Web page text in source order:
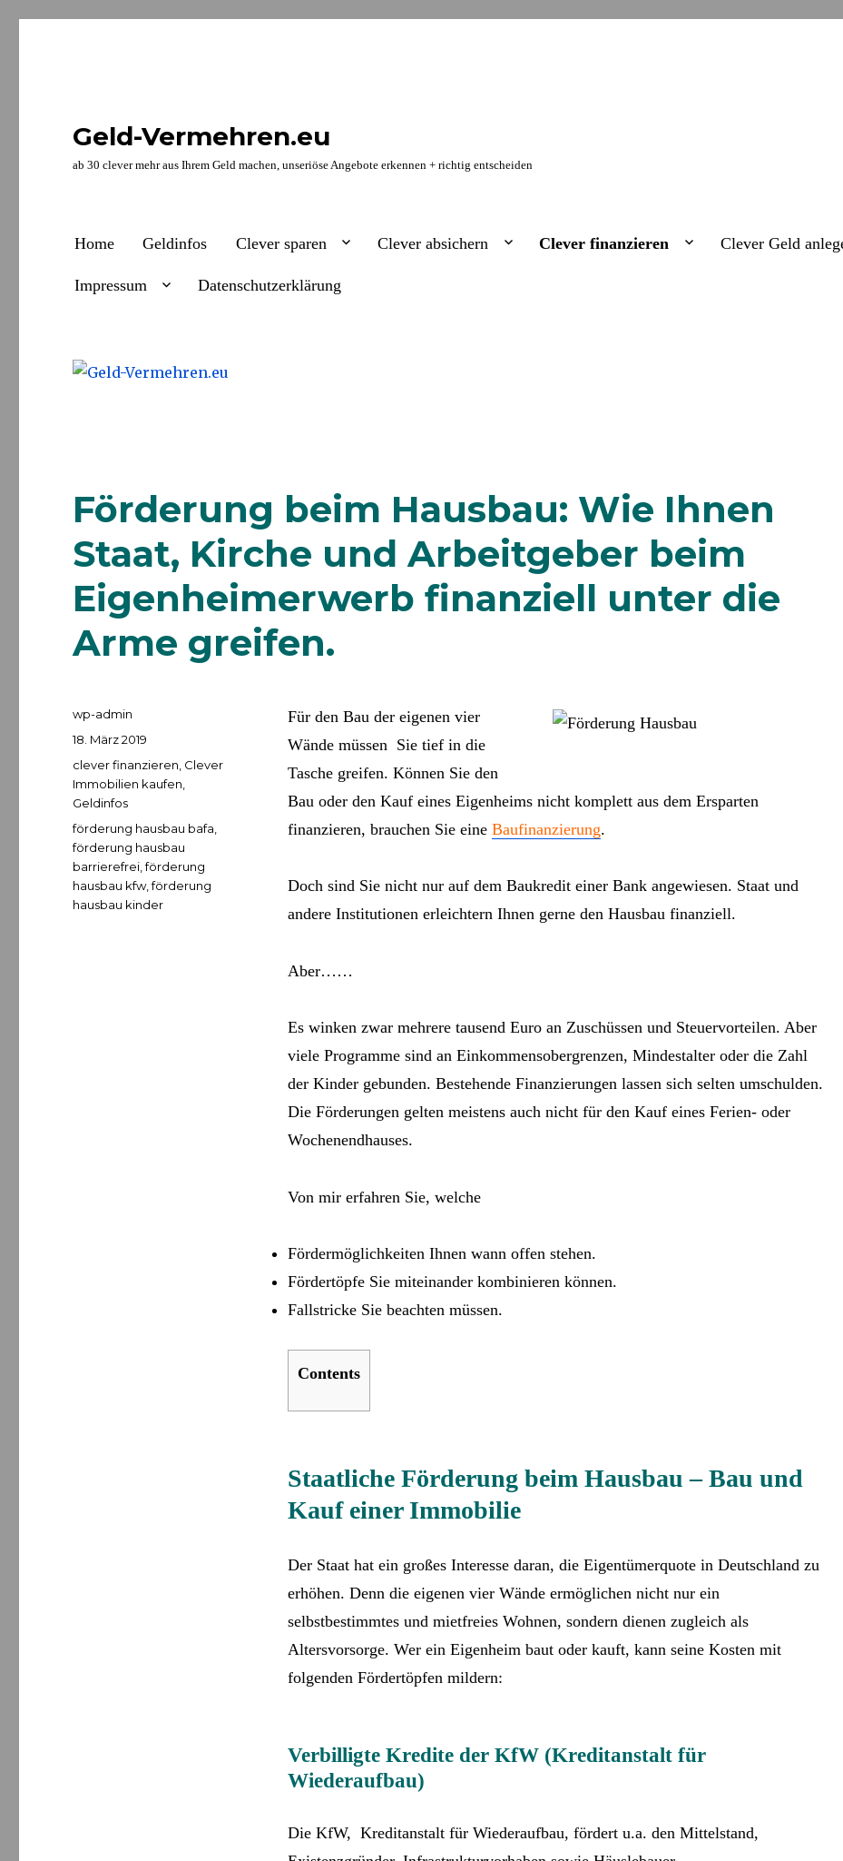
Geld-Vermehren.eu
ab 30 clever mehr aus Ihrem Geld machen, unseriöse Angebote erkennen + richtig entscheiden
Home Geldinfos Clever sparen Clever absichern Clever finanzieren Clever Geld
Impressum Datenschutzerklärung
Förderung beim Hausbau: Wie Ihnen
Staat, Kirche und Arbeitgeber beim
Eigenheimerwerb finanziell unter die
Arme greifen.
Für den Bau der eigenen vier
Wände müssen Sie tief in die
Tasche greifen. Können Sie den
Bau oder den Kauf eines Eigenheims nicht komplett aus dem Ersparten
finanzieren, brauchen Sie eine Baufinanzierung.
Doch sind Sie nicht nur auf dem Baukredit einer Bank angewiesen. Staat und
andere Institutionen erleichtern Ihnen gerne den Hausbau finanziell.
Aber……
Es winken zwar mehrere tausend Euro an Zuschüssen und Steuervorteilen. Aber
viele Programme sind an Einkommensobergrenzen, Mindestalter oder die Zahl
der Kinder gebunden. Bestehende Finanzierungen lassen sich selten umschulden.
Die Förderungen gelten meistens auch nicht für den Kauf eines Ferien- oder
Wochenendhauses.
Von mir erfahren Sie, welche
Fördermöglichkeiten Ihnen wann offen stehen.
Fördertöpfe Sie miteinander kombinieren können.
Fallstricke Sie beachten müssen.
Contents
Staatliche Förderung beim Hausbau – Bau und
Kauf einer Immobilie
Der Staat hat ein großes Interesse daran, die Eigentümerquote in Deutschland zu
erhöhen. Denn die eigenen vier Wände ermöglichen nicht nur ein
selbstbestimmtes und mietfreies Wohnen, sondern dienen zugleich als
Altersvorsorge. Wer ein Eigenheim baut oder kauft, kann seine Kosten mit
folgenden Fördertöpfen mildern:
Verbilligte Kredite der KfW (Kreditanstalt für
Wiederaufbau)
Die KfW, Kreditanstalt für Wiederaufbau, fördert u.a. den Mittelstand,
Autor
wp-admin
Veröffentlicht
am
18. März 2019
Kategorien
clever finanzieren Clever
Immobilien kaufen
Geldinfos
Schlagwörter
förderung hausbau bafa
förderung hausbau
barrierefrei ,förderung
hausbau kfw,förderung
hausbau kinder